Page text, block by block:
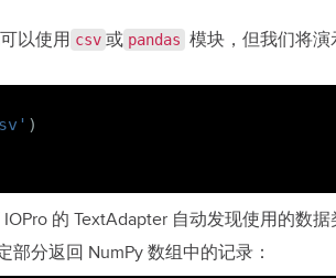
以使用 csv 或 pandas 模块，但我们将
)
的 TextAdapter 自动发现使用的数据
分返回 NumPy 数组中的记录：